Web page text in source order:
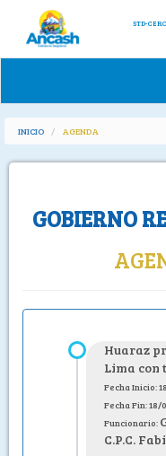
STD-
INICIO AGENDA
GOBIERNO
Huaraz
Lima con
Fecha Inicio:
Fecha Fin: 18/
Funcionario:
C.P.C.